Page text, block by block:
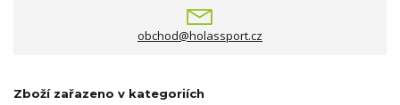
obchod@holassport.cz
Zboží zařazeno v kategoriích